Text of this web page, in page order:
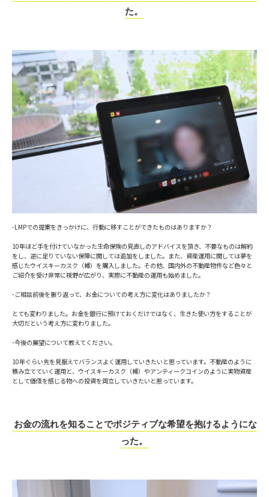
た。
-LMPでの提案をきっかけに、行動に移すことができたものはありますか？
10年ほど手を付けていなかった生命保険の見直しのアドバイスを頂き、不要なものは解約
をし、逆に足りていない保障に関しては追加をしました。また、資産運用に関しては夢を
感じたウイスキーカスク（樽）を購入しました。その他、国内外の不動産物件など色々と
ご紹介を受け非常に視野が広がり、実際に不動産の運用も始めました。
-ご相談前後を振り返って、お金についての考え方に変化はありましたか？
とても変わりました。お金を銀行に預けておくだけではなく、生きた使い方をすることが
大切だという考え方に変わりました。
-今後の展望について教えてください。
10年ぐらい先を見据えてバランスよく運用していきたいと思っています。不動産のように
積み立てていく運用と、ウイスキーカスク（樽）やアンティークコインのように実物資産
として価値を感じる物への投資を両立していきたいと思っています。
お金の流れを知ることでポジティブな希望を抱けるようにな
った。